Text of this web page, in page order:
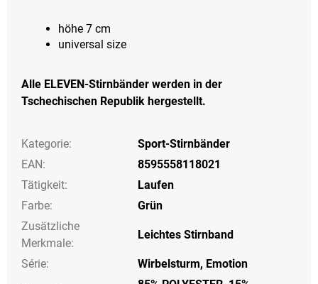
höhe 7 cm
universal size
Alle ELEVEN-Stirnbänder werden in der
Tschechischen Republik hergestellt.
Kategorie:
Sport-Stirnbänder
EAN:
8595558118021
Tätigkeit:
Laufen
Farbe:
Grün
Zusätzliche
Merkmale:
Leichtes Stirnband
Série: Wirbelsturm, Emotion